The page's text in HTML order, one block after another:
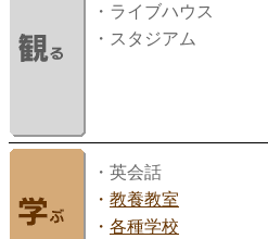
・ライブハウス
・スタジアム
・英会話
・ 教養教室
・ 各種学校